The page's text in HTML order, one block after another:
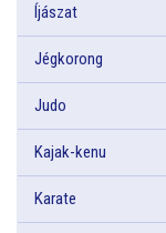
Íjászat
Jégkorong
Judo
Kajak-kenu
Karate